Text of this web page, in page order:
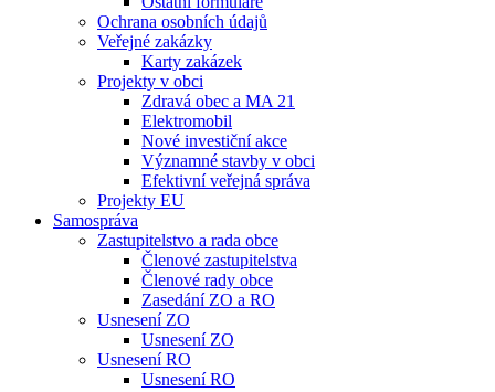
Ochrana osobních údajů
Veřejné zakázky
Karty zakázek
Projekty v obci
Zdravá obec a MA 21
Elektromobil
Nové investiční akce
Významné stavby v obci
Efektivní veřejná správa
Projekty EU
Samospráva
Zastupitelstvo a rada obce
Členové zastupitelstva
Členové rady obce
Zasedání ZO a RO
Usnesení ZO
Usnesení ZO
Usnesení RO
Usnesení RO